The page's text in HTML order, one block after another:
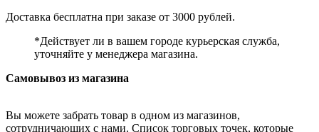
Доставка бесплатна при заказе от 3000 рублей.
*Действует ли в вашем городе курьерская служба,
уточняйте у менеджера магазина.
Самовывоз из магазина
Вы можете забрать товар в одном из магазинов,
сотрудничающих с нами. Список торговых точек, которые